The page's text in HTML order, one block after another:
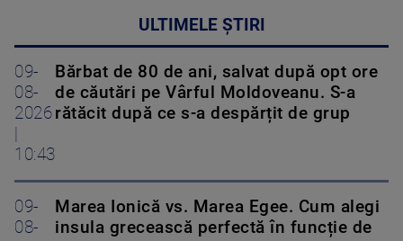
ULTIMELE ȘTIRI
09-
08-
2026
10:43
Bărbat de 80 de ani, salvat după opt ore
de căutări pe Vârful Moldoveanu. S-a
rătăcit după ce s-a despărțit de grup
09-
08-
Marea Ionică vs. Marea Egee. Cum alegi
insula grecească perfectă în funcție de